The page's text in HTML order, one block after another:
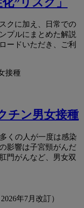
クに加え、日常での
プルにまとめた解説
ードいただき、ご利
チン男女接種
くの人が一度は感染
影響は子宮頸がんだ
門がんなど、男女双